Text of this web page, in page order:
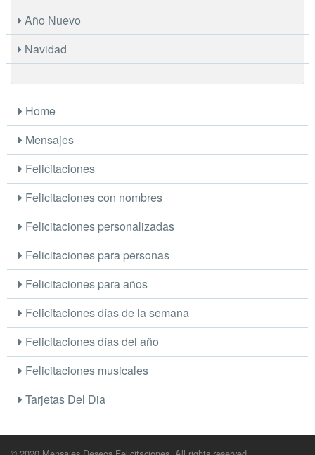
Año Nuevo
Navidad
Home
Mensajes
Felicitaciones
Felicitaciones con nombres
Felicitaciones personalizadas
Felicitaciones para personas
Felicitaciones para años
Felicitaciones días de la semana
Felicitaciones días del año
Felicitaciones musicales
Tarjetas Del Dia